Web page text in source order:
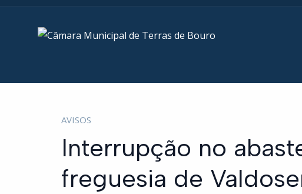
AVISOS
Interrupção no
freguesia de